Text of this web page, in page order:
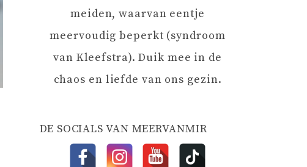
meiden, waarvan eentje
meervoudig beperkt (syndroom
van Kleefstra). Duik mee in de
chaos en liefde van ons gezin.
DE SOCIALS VAN MEERVANMIR